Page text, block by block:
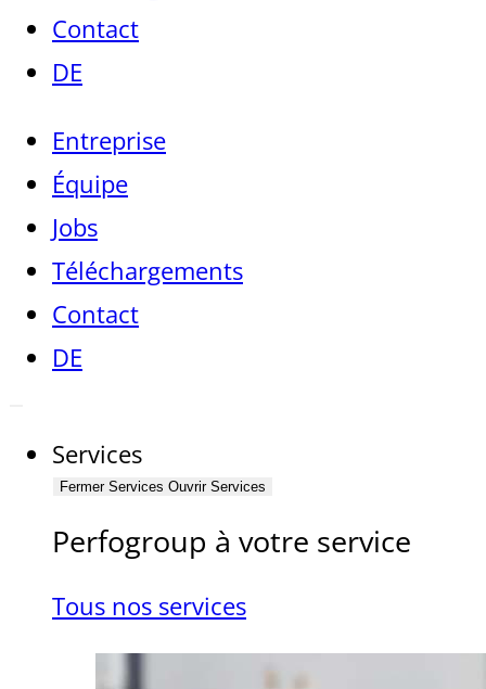
Contact
DE
Entreprise
Équipe
Jobs
Téléchargements
Contact
DE
Services
Fermer Services Ouvrir Services
Perfogroup à votre service
Tous nos services